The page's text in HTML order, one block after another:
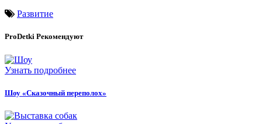
Развитие
ProDetki Рекомендуют
Узнать подробнее
Шоу «Сказочный переполох»